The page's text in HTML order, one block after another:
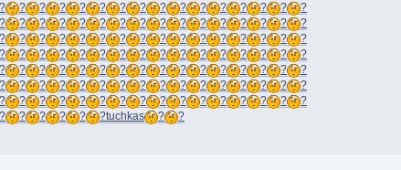
? ? ? ? ? ? ? ? ? ? ? ? ? ?
?
? ? ? ? ? ? ? ? ? ? ? ? ? ?
?
? ? ? ? ? ? ? ? ? ? ? ? ? ?
?
? ? ? ? ? ? ? ? ? ? ? ? ? ?
?
? ? ? ? ? ? ? ? ? ? ? ? ? ?
?
? ? ? ? ? ? ? ? ? ? ? ? ? ?
?
? ? ? ? ? ? ? ? ? ? ? ? ? ?
?
? ? ? ? ?tuchkas ? ?